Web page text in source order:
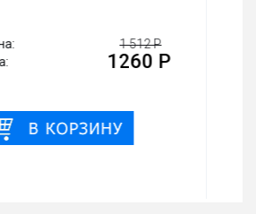
цена:
1 512 Р
цена:
1260 Р